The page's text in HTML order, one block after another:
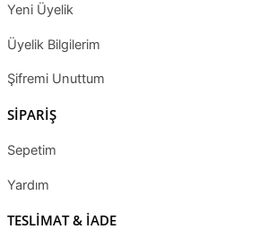
Yeni Üyelik
Üyelik Bilgilerim
Şifremi Unuttum
SİPARİŞ
Sepetim
Yardım
TESLİMAT & İADE